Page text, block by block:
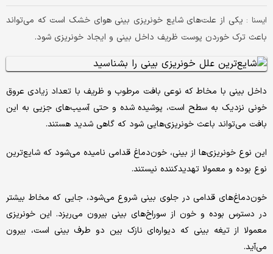
ایسنا : یکی از علت‌های شایع خونریزی بینی هوای خشک است که می‌تواند
باعث ترک خوردن پوست ظریف داخل بینی و ایجاد خونریزی شود.
داخل بینی با مخاط که نوعی بافت مرطوب و ظریف با تعداد زیادی عروق
خونی نزدیک به سطح است، پوشیده شده و حتی آسیب‌های جزیی به این
بافت می‌تواند باعث خونریزی‌هایی شود که گاهی شدید هستند.
این نوع خونریزی‌ها از بینی، خون‌دماغ قدامی نامیده می‌شود که شایع‌ترین
نوع بوده و معمولا تهدیدکننده نیستند.
خون‌دماغ‌های قدامی در جلوی بینی شروع می‌شود، جایی که مخاط بیشتر
در دسترس بوده و خون از سوراخ‌های بینی بیرون می‌ریزد. این خونریزی
معمولا از تیغه بینی که دیواره‌ای نازک بین دو طرف بینی است، بیرون
می‌آید.